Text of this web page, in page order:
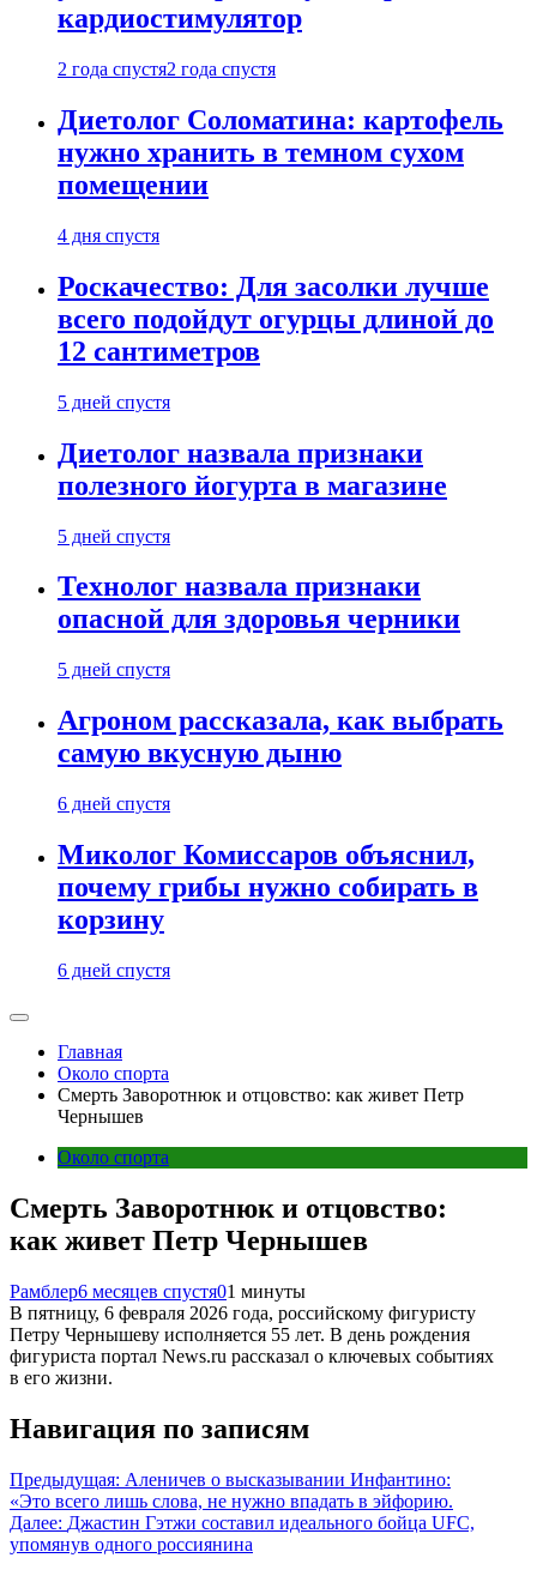
кардиостимулятор
2 года спустя2 года спустя
Диетолог Соломатина: картофель
нужно хранить в темном сухом
помещении
4 дня спустя
Роскачество: Для засолки лучше
всего подойдут огурцы длиной до
12 сантиметров
5 дней спустя
Диетолог назвала признаки
полезного йогурта в магазине
5 дней спустя
Технолог назвала признаки
опасной для здоровья черники
5 дней спустя
Агроном рассказала, как выбрать
самую вкусную дыню
6 дней спустя
Миколог Комиссаров объяснил,
почему грибы нужно собирать в
корзину
6 дней спустя
Главная
Около спорта
Смерть Заворотнюк и отцовство: как живет Петр
Чернышев
Около спорта
Смерть Заворотнюк и отцовство:
как живет Петр Чернышев
Рамблер6 месяцев спустя01 минуты
В пятницу, 6 февраля 2026 года, российскому фигуристу
Петру Чернышеву исполняется 55 лет. В день рождения
фигуриста портал News.ru рассказал о ключевых событиях
в его жизни.
Навигация по записям
Предыдущая: Аленичев о высказывании Инфантино:
«Это всего лишь слова, не нужно впадать в эйфорию.
Далее: Джастин Гэтжи составил идеального бойца UFC,
упомянув одного россиянина